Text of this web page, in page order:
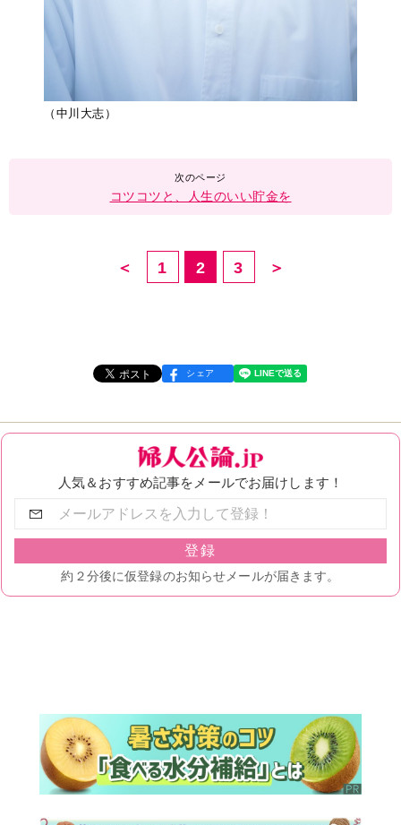
（中川大志）
コツコツと、人生のいい貯金を
＜ 1 2 3 ＞
シェア